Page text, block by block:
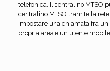
telefonica. Il centralino MTSO
centralino MTSO tramite la
impostare una chiamata fra
propria area e un utente